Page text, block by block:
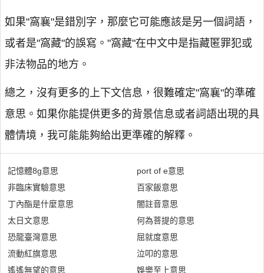
如果"窩襄"是錯別字，那麼它可能應該是另一個詞語，
或者是"窩藏"的誤寫。"窩藏"在中文中是指藏匿罪犯或
非法物品的地方。
總之，沒有更多的上下文信息，很難確定"窩襄"的準確
意思。如果你能提供更多的背景信息或者詞語出現的具
體情境，我可能能夠給出更準確的解釋。
記憶體8g意思
非臨床實驗意思
丁內酯是什麼意思
太日文意思
恐龍臺灣意思
流動紅旗意思
遙遙無望的意思
port of e意思
百家飯意思
闇註音意思
何為菩提的意思
屈就度意思
泣叩的意思
娛樂至上意思